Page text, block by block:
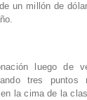
un millón de
luego de
tres puntos
la cima de la